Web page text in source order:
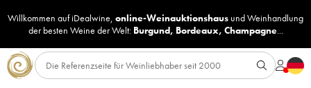
Willkommen auf iDealwine, online-Weinauktionshaus undWeinhandlung
der besten Weine der Welt: Burgund, Bordeaux, Champagne...